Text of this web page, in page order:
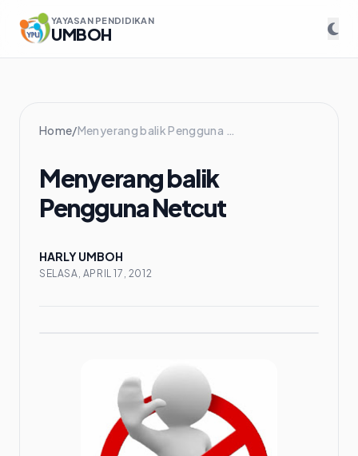
YAYASAN PENDIDIKAN
UMBOH
Home/ Menyerang balik Pengguna Netcut
Menyerang balik
Pengguna Netcut
HARLY UMBOH
SELASA, APRIL 17, 2012